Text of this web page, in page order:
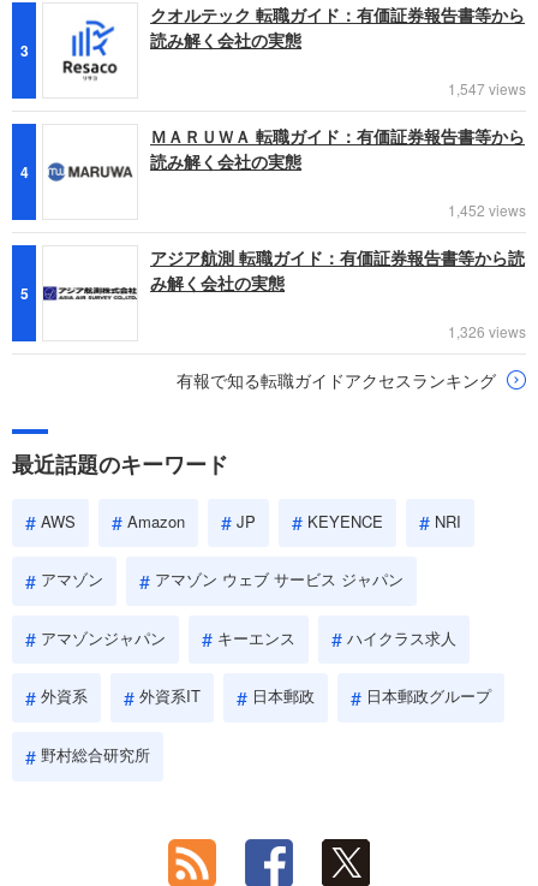
3
クオルテック 転職ガイド：有価証券報告書等から
読み解く会社の実態
1,547 views
4
ＭＡＲＵＷＡ 転職ガイド：有価証券報告書等から
読み解く会社の実態
1,452 views
5
アジア航測 転職ガイド：有価証券報告書等から読
み解く会社の実態
1,326 views
有報で知る転職ガイドアクセスランキング
最近話題のキーワード
AWS Amazon JP KEYENCE NRI
アマゾン アマゾン ウェブ サービス ジャパン
アマゾンジャパン キーエンス ハイクラス求人
外資系 外資系IT 日本郵政 日本郵政グループ
野村総合研究所